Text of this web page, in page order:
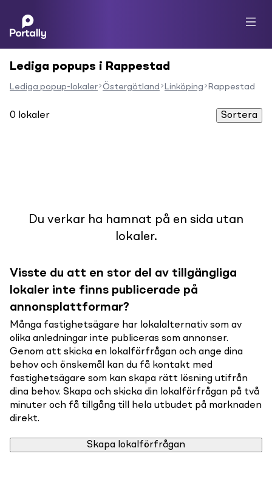
Lediga popups i Rappestad
Lediga popup-lokaler Östergötland Linköping Rappestad
0 lokaler Sortera
Du verkar ha hamnat på en sida utan
lokaler.
Visste du att en stor del av tillgängliga
lokaler inte finns publicerade på
annonsplattformar?
Många fastighetsägare har lokalalternativ som av
olika anledningar inte publiceras som annonser.
Genom att skicka en lokalförfrågan och ange dina
behov och önskemål kan du få kontakt med
fastighetsägare som kan skapa rätt lösning utifrån
dina behov. Skapa och skicka din lokalförfrågan på två
minuter och få tillgång till hela utbudet på marknaden
direkt.
Skapa lokalförfrågan